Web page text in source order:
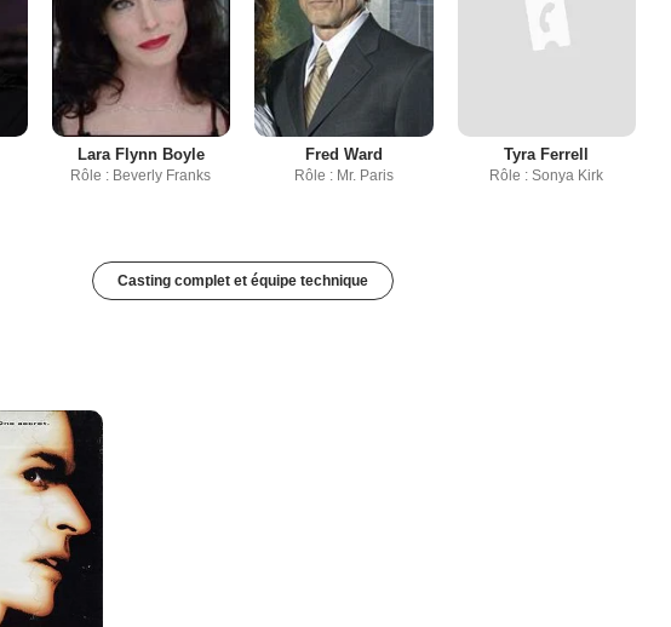
Lara Flynn Boyle
Rôle : Beverly Franks
Fred Ward
Rôle : Mr. Paris
Tyra Ferrell
Rôle : Sonya Kirk
Casting complet et équipe technique